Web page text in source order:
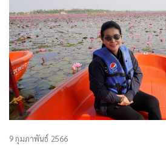
9 กุมภาพันธ์ 2566